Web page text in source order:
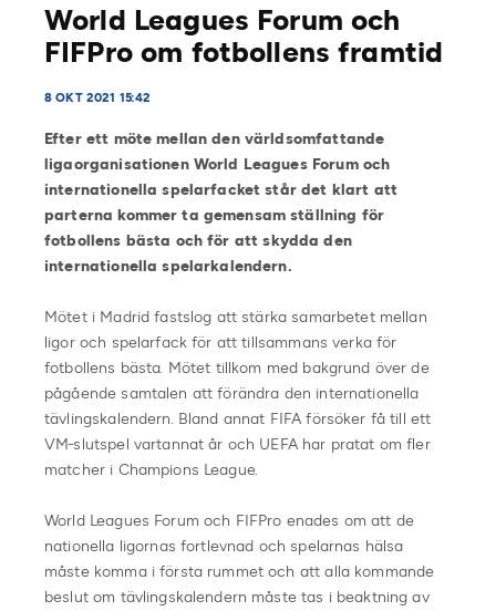
World Leagues Forum och
FIFPro om fotbollens framtid
8 OKT 2021 15:42
Efter ett möte mellan den världsomfattande
ligaorganisationen World Leagues Forum och
internationella spelarfacket står det klart att
parterna kommer ta gemensam ställning för
fotbollens bästa och för att skydda den
internationella spelarkalendern.
Mötet i Madrid fastslog att stärka samarbetet mellan
ligor och spelarfack för att tillsammans verka för
fotbollens bästa. Mötet tillkom med bakgrund över de
pågående samtalen att förändra den internationella
tävlingskalendern. Bland annat FIFA försöker få till ett
VM-slutspel vartannat år och UEFA har pratat om fler
matcher i Champions League.
World Leagues Forum och FIFPro enades om att de
nationella ligornas fortlevnad och spelarnas hälsa
måste komma i första rummet och att alla kommande
beslut om tävlingskalendern måste tas i beaktning av